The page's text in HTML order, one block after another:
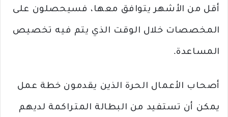
أقل من الأشهر يتوافق معها، فسيحصلون على
المخصصات خلال الوقت الذي يتم فيه تخصيص
المساعدة.
أصحاب الأعمال الحرة الذين يقدمون خطة عمل
يمكن أن تستفيد من البطالة المتراكمة لديهم